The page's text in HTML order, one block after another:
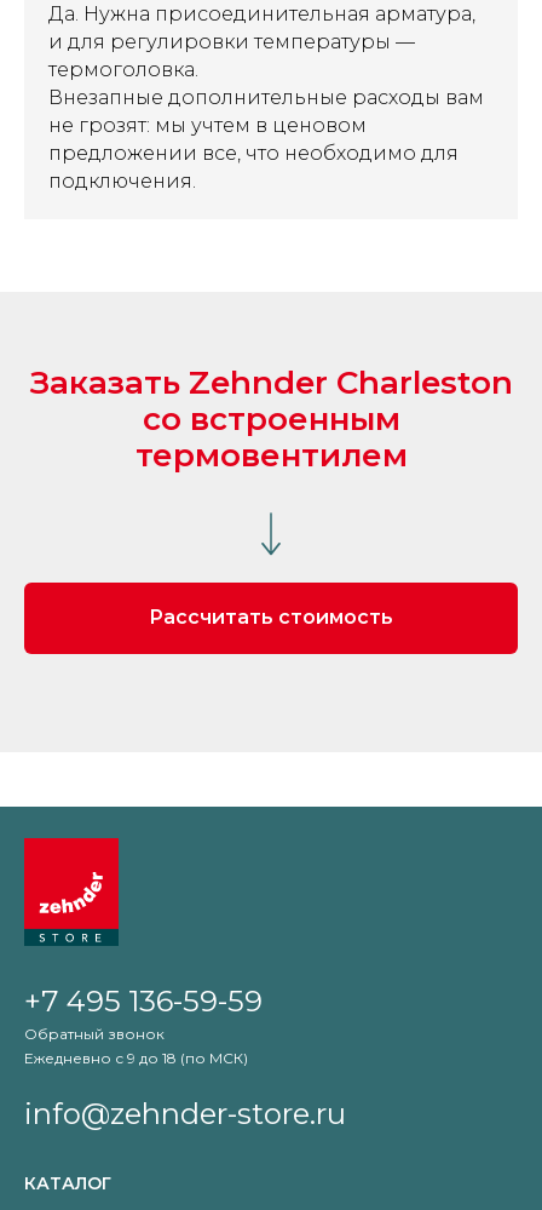
Да. Нужна присоединительная арматура,
и для регулировки температуры —
термоголовка.
Внезапные дополнительные расходы вам
не грозят: мы учтем в ценовом
предложении все, что необходимо для
подключения.
Заказать Zehnder Charleston
со встроенным
термовентилем
Рассчитать стоимость
+7 495 136-59-59
Обратный звонок
Ежедневно с 9 до 18 (по МСК)
КАТАЛОГ
info@zehnder-store.ru